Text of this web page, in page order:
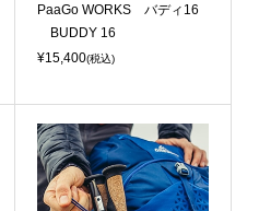
PaaGo WORKS バディ16
BUDDY 16
¥15,400(税込)